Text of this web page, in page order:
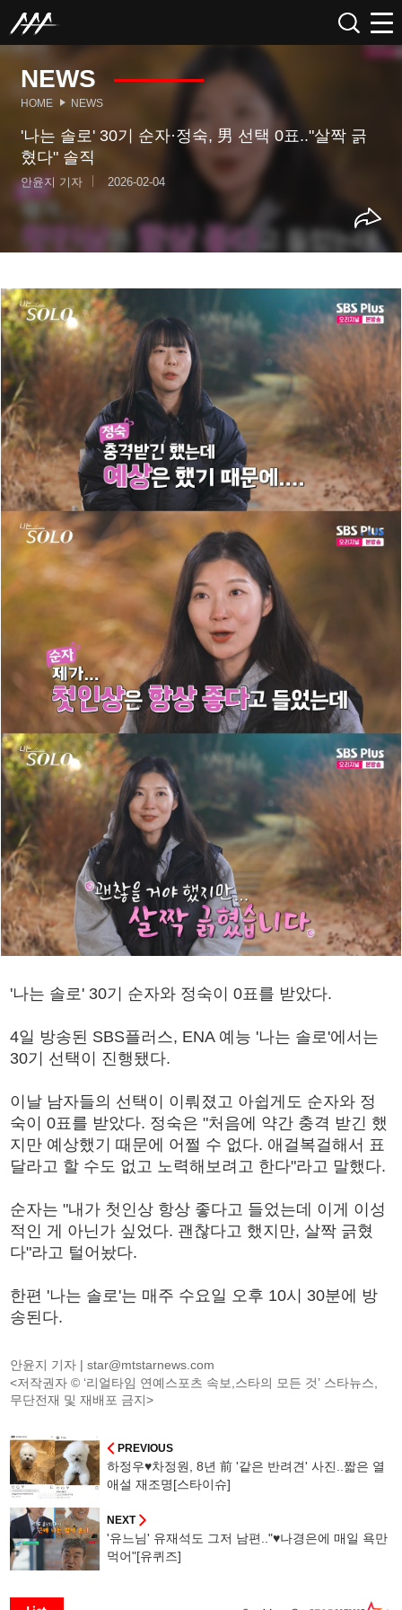
NEWS
HOME NEWS
'나는 솔로' 30기 순자·정숙, 男 선택 0표.."살짝 긁
혔다" 솔직
안윤지 기자 2026-02-04
'나는 솔로' 30기 순자와 정숙이 0표를 받았다.
4일 방송된 SBS플러스, ENA 예능 '나는 솔로'에서는
30기 선택이 진행됐다.
이날 남자들의 선택이 이뤄졌고 아쉽게도 순자와 정
숙이 0표를 받았다. 정숙은 "처음에 약간 충격 받긴 했
지만 예상했기 때문에 어쩔 수 없다. 애걸복걸해서 표
달라고 할 수도 없고 노력해보려고 한다"라고 말했다.
순자는 "내가 첫인상 항상 좋다고 들었는데 이게 이성
적인 게 아닌가 싶었다. 괜찮다고 했지만, 살짝 긁혔
다"라고 털어놨다.
한편 '나는 솔로'는 매주 수요일 오후 10시 30분에 방
송된다.
안윤지 기자 |star@mtstarnews.com
<저작권자 © ‘리얼타임 연예스포츠 속보,스타의 모든 것’ 스타뉴스,
무단전재 및 재배포 금지>
PREVIOUS
하정우♥차정원, 8년 前 '같은 반려견' 사진..짧은 열
애설 재조명[스타이슈]
NEXT
'유느님' 유재석도 그저 남편.."♥나경은에 매일 욕만
먹어"[유퀴즈]